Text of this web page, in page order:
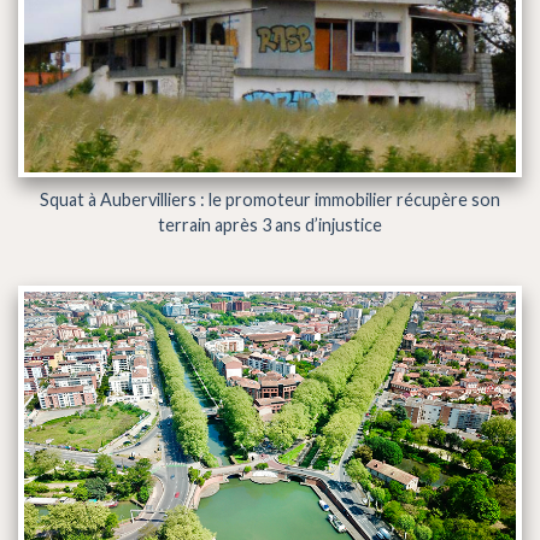
Squat à Aubervilliers : le promoteur immobilier récupère son
terrain après 3 ans d’injustice